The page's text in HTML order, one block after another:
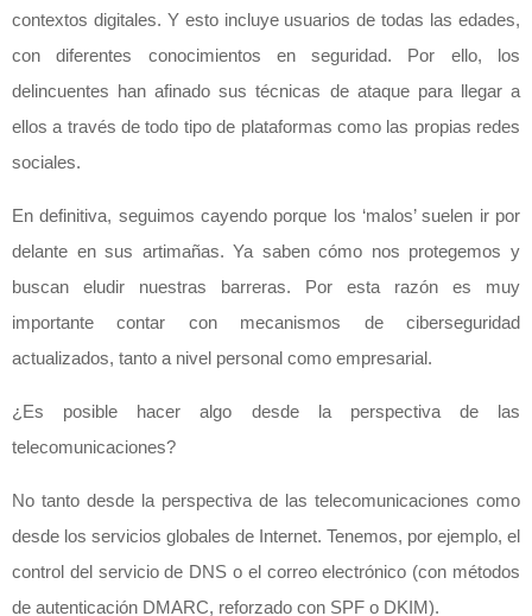
contextos digitales. Y esto incluye usuarios de todas las edades,
con diferentes conocimientos en seguridad. Por ello, los
delincuentes han afinado sus técnicas de ataque para llegar a
ellos a través de todo tipo de plataformas como las propias redes
sociales.
En definitiva, seguimos cayendo porque los ‘malos’ suelen ir por
delante en sus artimañas. Ya saben cómo nos protegemos y
buscan eludir nuestras barreras. Por esta razón es muy
importante contar con mecanismos de ciberseguridad
actualizados, tanto a nivel personal como empresarial.
¿Es posible hacer algo desde la perspectiva de las
telecomunicaciones?
No tanto desde la perspectiva de las telecomunicaciones como
desde los servicios globales de Internet. Tenemos, por ejemplo, el
control del servicio de DNS o el correo electrónico (con métodos
de autenticación DMARC, reforzado con SPF o DKIM).